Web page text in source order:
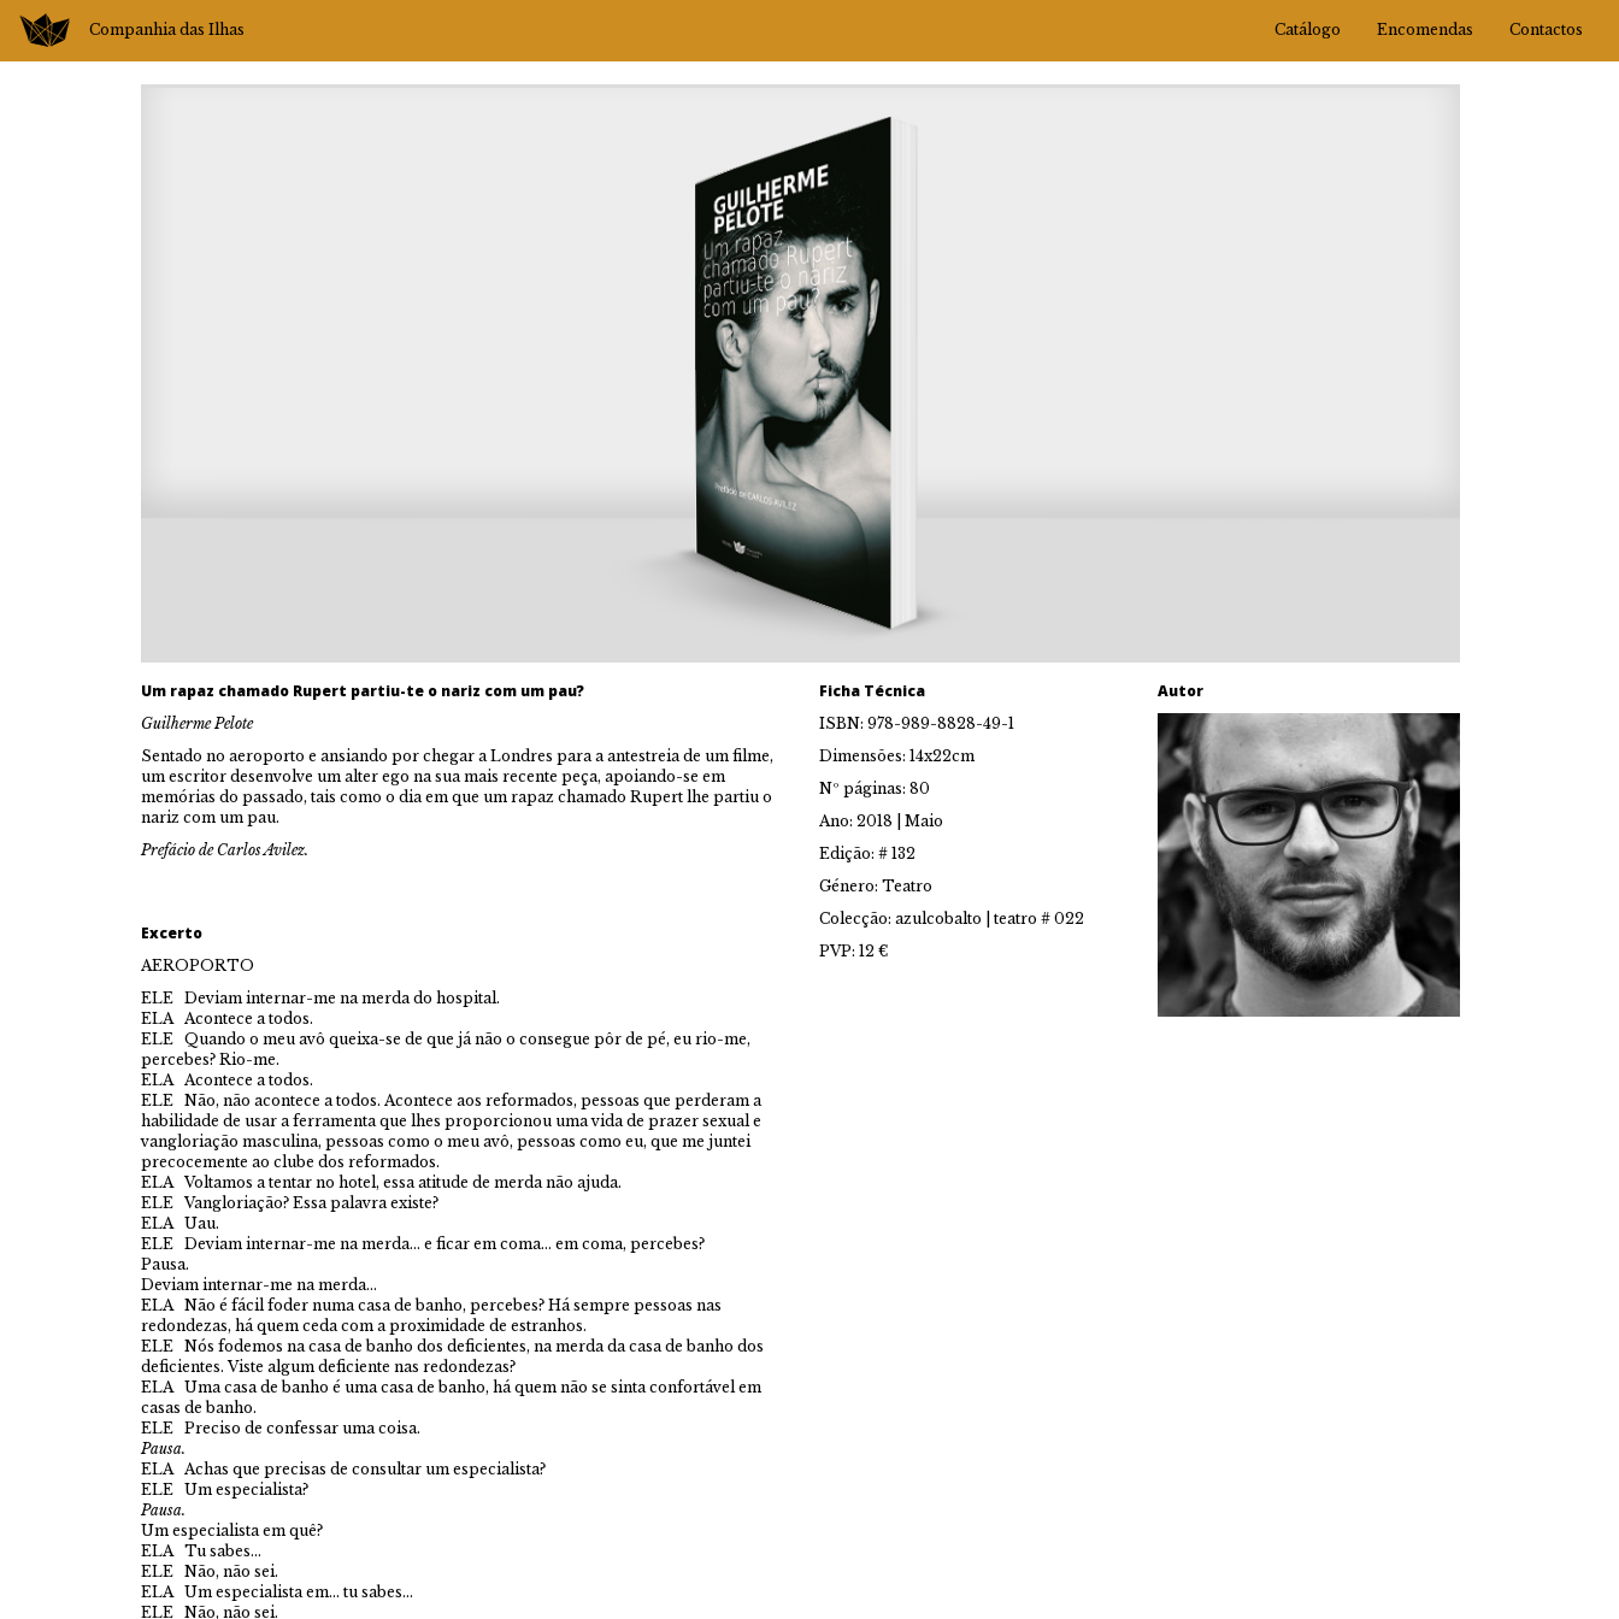
Companhia das Ilhas Catálogo Encomendas Contactos
Um rapaz chamado Rupert partiu-te o nariz com um pau?
Guilherme Pelote
Sentado no aeroporto e ansiando por chegar a Londres para a antestreia de um filme,
um escritor desenvolve um alter ego na sua mais recente peça, apoiando-se em
memórias do passado, tais como o dia em que um rapaz chamado Rupert lhe partiu o
nariz com um pau.
Prefácio de Carlos Avilez.
Excerto
AEROPORTO
ELE Deviam internar-me na merda do hospital.
ELA Acontece a todos.
ELE Quando o meu avô queixa-se de que já não o consegue pôr de pé, eu rio-me,
percebes? Rio-me.
ELA Acontece a todos.
ELE Não, não acontece a todos. Acontece aos reformados, pessoas que perderam a
habilidade de usar a ferramenta que lhes proporcionou uma vida de prazer sexual e
vangloriação masculina, pessoas como o meu avô, pessoas como eu, que me juntei
precocemente ao clube dos reformados.
ELA Voltamos a tentar no hotel, essa atitude de merda não ajuda.
ELE Vangloriação? Essa palavra existe?
ELA Uau.
ELE Deviam internar-me na merda… e ficar em coma… em coma, percebes?
Pausa.
Deviam internar-me na merda…
ELA Não é fácil foder numa casa de banho, percebes? Há sempre pessoas nas
redondezas, há quem ceda com a proximidade de estranhos.
ELE Nós fodemos na casa de banho dos deficientes, na merda da casa de banho dos
deficientes. Viste algum deficiente nas redondezas?
ELA Uma casa de banho é uma casa de banho, há quem não se sinta confortável em
casas de banho.
ELE Preciso de confessar uma coisa.
Pausa.
ELA Achas que precisas de consultar um especialista?
ELE Um especialista?
Pausa.
Um especialista em quê?
ELA Tu sabes…
ELE Não, não sei.
ELA Um especialista em… tu sabes…
ELE Não, não sei.
Ficha Técnica
ISBN: 978-989-8828-49-1
Dimensões: 14x22cm
Nº páginas: 80
Ano: 2018 | Maio
Edição: # 132
Género: Teatro
Colecção: azulcobalto | teatro # 022
PVP: 12 €
Autor